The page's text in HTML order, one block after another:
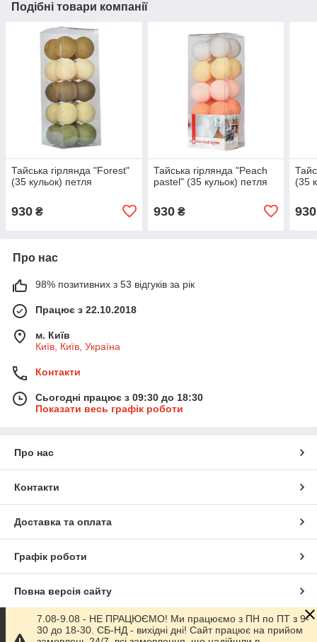
Подібні товари компанії
Тайська гірлянда "Forest"
(35 кульок) петля
930 ₴
Тайська гірлянда "Peach
pastel" (35 кульок) петля
930₴
(35
930
Про нас
98% позитивних з 53 відгуків за рік
Працює з 22.10.2018
м. Київ
Київ, Київ, Україна
Контакти
Сьогодні працює з 09:30 до 18:30
Показати весь графік роботи
Про нас
Контакти
Доставка та оплата
Графік роботи
Повна версія сайту
Сайт створено на маркетплейсіProm.ua
7.08-9.08 - НЕ ПРАЦЮЄМО! Ми працюємо з ПН по ПТ з 9-
30 до 18-30. СБ-НД - вихідні дні! Сайт працює на прийом